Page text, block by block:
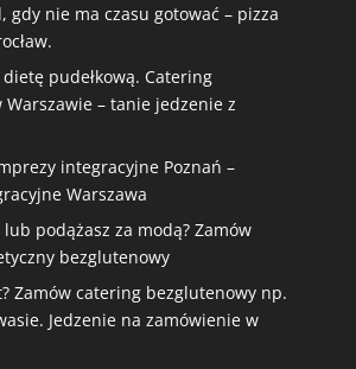
gdy nie ma czasu gotować – pizza
pudełkową. Catering
– tanie jedzenie z
integracyjne Poznań –
Warszawa
podążasz za modą? Zamów
bezglutenowy
Zamów catering bezglutenowy np.
Jedzenie na zamówienie w